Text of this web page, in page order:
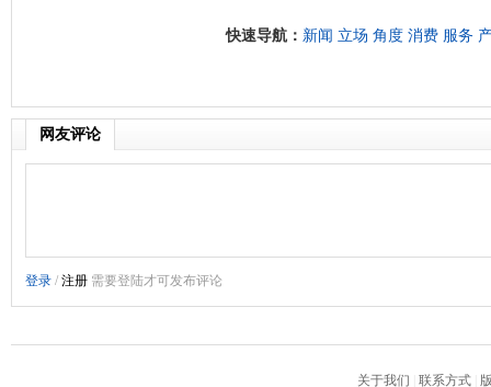
快速导航： 新闻 立场 角度 消费 服务
网友评论
关于我们 联系方式